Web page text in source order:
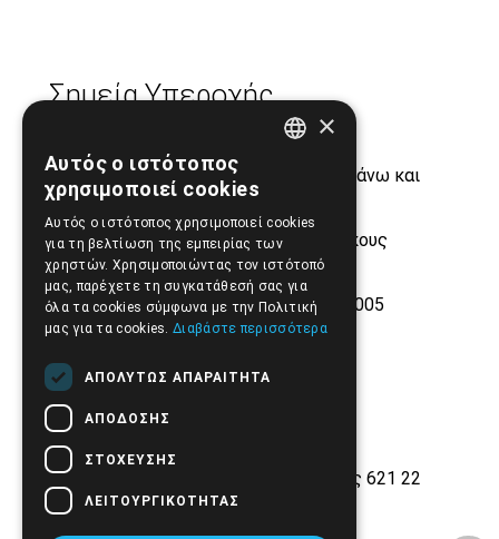
Σημεία Υπεροχής
Δωρεάν μεταφορικά από 50€ και άνω και
(έως 4 κιλά)
Τεράστιο stock από μεγάλους οίκους
ιατροτεχνολογικών προϊόντων
Εμπειρία και αξιοπιστία από το 2005
Εθνικής Αντίστασης 42, Σέρρες 621 22
×
Αυτός ο ιστότοπος
χρησιμοποιεί cookies
Αυτός ο ιστότοπος χρησιμοποιεί cookies
για τη βελτίωση της εμπειρίας των
χρηστών. Χρησιμοποιώντας τον ιστότοπό
μας, παρέχετε τη συγκατάθεσή σας για
όλα τα cookies σύμφωνα με την Πολιτική
μας για τα cookies. Διαβάστε περισσότερα
ΑΠΟΛΎΤΩΣ ΑΠΑΡΑΊΤΗΤΑ
ΑΠΌΔΟΣΗΣ
ΣΤΌΧΕΥΣΗΣ
ΛΕΙΤΟΥΡΓΙΚΌΤΗΤΑΣ